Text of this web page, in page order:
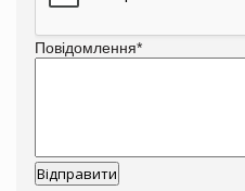
Повідомлення*